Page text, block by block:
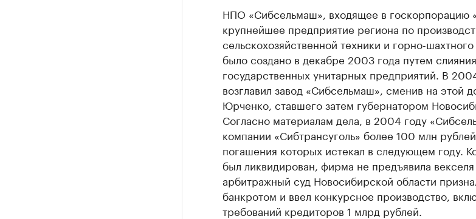
НПО «Сибсельмаш», входящее в госкорпорацию
крупнейшее предприятие региона по
сельскохозяйственной техники и горно-
было создано в декабре 2003 года путем
государственных унитарных предприятий. В
возглавил завод «Сибсельмаш», сменив на этой
Юрченко, ставшего затем губернатором
Согласно материалам дела, в 2004 году
компании «Сибтрансуголь» более 100 млн
погашения которых истекал в следующем году.
был ликвидирован, фирма не предъявила
арбитражный суд Новосибирской области
банкротом и ввел конкурсное производство,
требований кредиторов 1 млрд рублей.